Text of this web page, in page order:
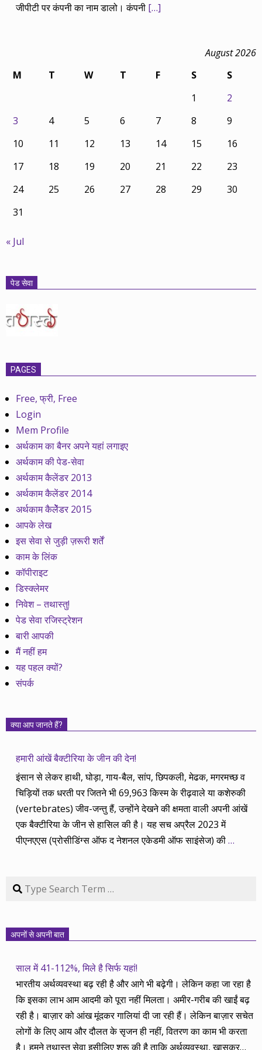
जीपीटी पर कंपनी का नाम डालो। कंपनी […]
August 2026
M
T W T F S
S
1
2
3
4 5 6 7 8
9
10
11 12 13 14 15
16
17
18 19 20 21 22
23
24
25 26 27 28 29
30
31
« Jul
पेड सेवा
PAGES
Free, फ्री, Free
Login
Mem Profile
अर्थकाम का बैनर अपने यहां लगाइए
अर्थकाम की पेड-सेवा
अर्थकाम कैलेंडर 2013
अर्थकाम कैलेंडर 2014
अर्थकाम कैलेेंडर 2015
आपके लेख
इस सेवा से जुड़ी ज़रूरी शर्तें
काम के लिंक
कॉपीराइट
डिस्क्लेमर
निवेश – तथास्तु!
पेड सेवा रजिस्ट्रेशन
बारी आपकी
मैं नहीं हम
यह पहल क्यों?
संपर्क
क्या आप जानते हैं?
हमारी आंखें बैक्टीरिया के जीन की देन!
इंसान से लेकर हाथी, घोड़ा, गाय-बैल, सांप, छिपकली, मेढक, मगरमच्छ व
चिड़ियों तक धरती पर जितने भी 69,963 किस्म के रीढ़वाले या कशेरुकी
(vertebrates) जीव-जन्तु हैं, उन्होंने देखने की क्षमता वाली अपनी आंखें
एक बैक्टीरिया के जीन से हासिल की है। यह सच अप्रैल 2023 में
पीएनएएस (प्रोसीडिंग्स ऑफ द नेशनल एकेडमी ऑफ साइंसेज) की…
Search
अपनों से अपनी बात
साल में 41-112%, मिले है सिर्फ यहां!
भारतीय अर्थव्यवस्था बढ़ रही है और आगे भी बढ़ेगी। लेकिन कहा जा रहा है
कि इसका लाभ आम आदमी को पूरा नहीं मिलता। अमीर-गरीब की खाईं बढ़
रही है। बाज़ार को आंख मूंदकर गालियां दी जा रही हैं। लेकिन बाज़ार सचेत
लोगों के लिए आय और दौलत के सृजन ही नहीं, वितरण का काम भी करता
है। हमने तथास्तु सेवा इसीलिए शुरू की है ताकि अर्थव्यवस्था, खासकर